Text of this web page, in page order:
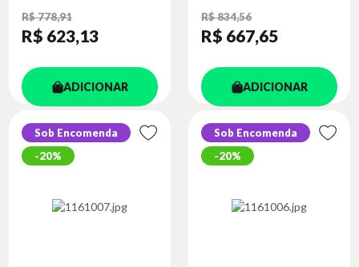
R$ 778,91
R$ 623,13
ADICIONAR
R$ 834,56
R$ 667,65
ADICIONAR
Sob Encomenda
20%
Sob Encomenda
20%